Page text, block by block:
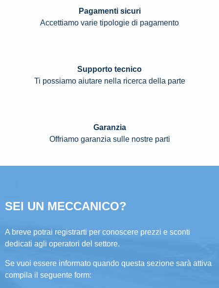
Pagamenti sicuri
Accettiamo varie tipologie di pagamento
Supporto tecnico
Ti possiamo aiutare nella ricerca della parte
Garanzia
Offriamo garanzia sulle nostre parti
SEI UN MECCANICO?
A breve potrai registrarti per conoscere prezzi e sconti
dedicati agli operatori del settore.
Se vuoi essere informato quando questa sezione sarà attiva
compila il seguente form: